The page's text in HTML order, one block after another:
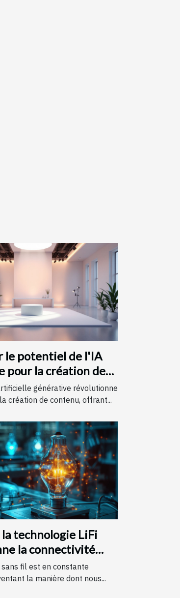
le potentiel de l'IA
pour la création de
générative révolutionne
création de contenu, offrant...
technologie LiFi
la connectivité
fil est en constante
la manière dont nous...